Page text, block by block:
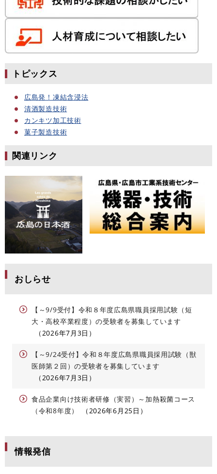
トピックス
広島発！凍結含浸法
清酒製造技術
カンキツ加工技術
菓子製造技術
関連リンク
おしらせ
【～9/9受付】令和８年度広島県職員採用試験（短
大・高校卒業程度）の受験者を募集しています
2026年7月3日
【～9/24受付】令和８年度広島県職員採用試験（獣
医師第２回）の受験者を募集しています
2026年7月3日
食品企業向け技術者研修（実習）～加熱殺菌コース
（令和8年度）
2026年6月25日
情報発信